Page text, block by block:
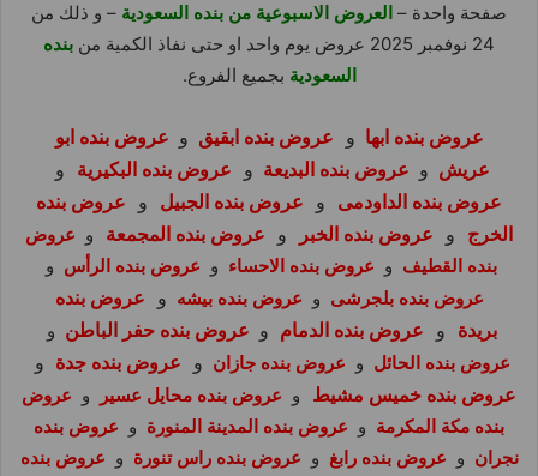
صفحة واحدة – العروض الاسبوعية من بنده السعودية – و ذلك من
24 نوفمبر 2025 عروض يوم واحد او حتى نفاذ الكمية من
بنده
السعودية بجميع الفروع.
عروض بنده ابها و عروض بنده ابقيق و عروض بنده ابو
عريش و عروض بنده البديعة و عروض بنده البكيرية و
عروض بنده الداودمى و عروض بنده الجبيل و عروض بنده
الخرج و عروض بنده الخبر و عروض بنده المجمعة و عروض
بنده القطيف و عروض بنده الاحساء و عروض بنده الرأس و
عروض بنده بلجرشى و عروض بنده بيشه و عروض بنده
بريدة و عروض بنده الدمام و عروض بنده حفر الباطن و
عروض بنده الحائل و عروض بنده جازان و عروض بنده جدة و
عروض بنده خميس مشيط
و عروض بنده محايل عسير و عروض
بنده مكة المكرمة و عروض بنده المدينة المنورة و عروض بنده
نجران و عروض بنده رابغ و عروض بنده راس تنورة و عروض بنده